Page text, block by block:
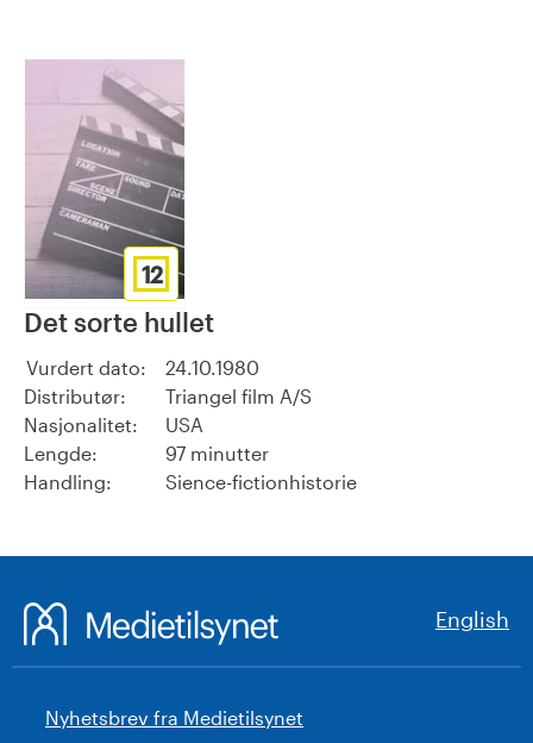
12
Det sorte hullet
Vurdert dato:
24.10.1980
Distributør:
Triangel film A/S
Nasjonalitet:
USA
Lengde:
97 minutter
Handling:
Sience-fictionhistorie
English
Nyhetsbrev fra Medietilsynet